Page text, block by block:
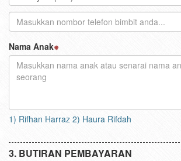
Nama Anak
1) Rifhan Harraz 2) Haura Rifdah
BUTIRAN PEMBAYARAN